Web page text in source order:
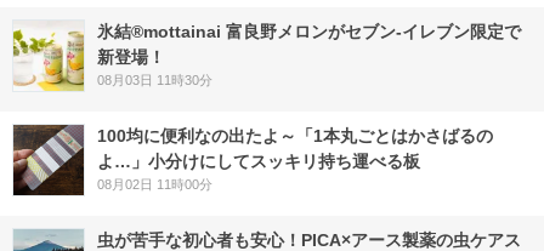
氷結®mottainai 富良野メロンがセブン‐イレブン限定で
新登場！
08月03日 11時30分
100均に便利なの出たよ～「1本丸ごとはかさばるの
よ…」小分けにしてスッキリ持ち運べる板
08月02日 11時00分
虫が苦手な初心者も安心！PICA×アース製薬の虫ケアス